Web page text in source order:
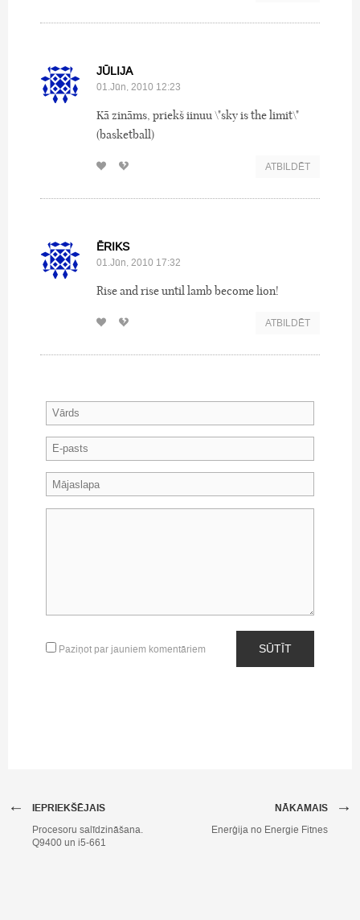
JŪLIJA
01.Jūn, 2010 12:23
Kā zināms, priekš iinuu \"sky is the limit\"
(basketball)
ATBILDĒT
ĒRIKS
01.Jūn, 2010 17:32
Rise and rise until lamb become lion!
ATBILDĒT
Paziņot par jauniem komentāriem SŪTĪT
IEPRIEKŠĒJAIS
←
Procesoru salīdzināšana.
Q9400 un i5-661
NĀKAMAIS →
Enerģija no Energie Fitnes